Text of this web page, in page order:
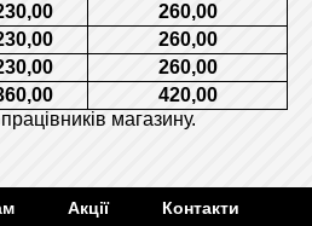
260,00
260,00
260,00
420,00
магазину.
Акції Контакти